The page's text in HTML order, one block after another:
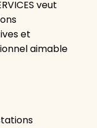
veut
et
aimable